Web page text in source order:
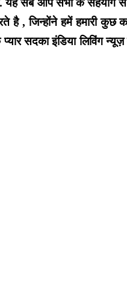
यह सब आप सभी के सहयोग से
है , जिन्होंने हमें हमारी कुछ
इंडिया लिविंग न्यूज़